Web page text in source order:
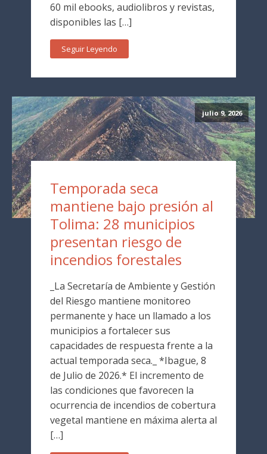
60 mil ebooks, audiolibros y revistas,
disponibles las […]
Seguir Leyendo
julio 9, 2026
Temporada seca
mantiene bajo presión al
Tolima: 28 municipios
presentan riesgo de
incendios forestales
_La Secretaría de Ambiente y Gestión
del Riesgo mantiene monitoreo
permanente y hace un llamado a los
municipios a fortalecer sus
capacidades de respuesta frente a la
actual temporada seca._ *Ibague, 8
de Julio de 2026.* El incremento de
las condiciones que favorecen la
ocurrencia de incendios de cobertura
vegetal mantiene en máxima alerta al
[…]